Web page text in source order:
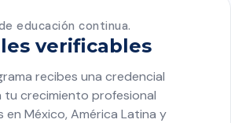
educación continua.
verificables
recibes una credencial
tu crecimiento profesional
México, América Latina y